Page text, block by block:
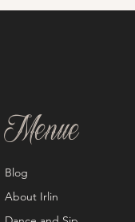
Menue
Blog
About Irlin